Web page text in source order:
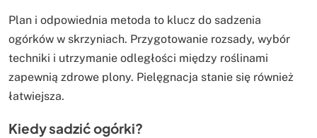
Plan i odpowiednia metoda to klucz do sadzenia
ogórków w skrzyniach. Przygotowanie rozsady, wybór
techniki i utrzymanie odległości między roślinami
zapewnią zdrowe plony. Pielęgnacja stanie się również
łatwiejsza.
Kiedy sadzić ogórki?